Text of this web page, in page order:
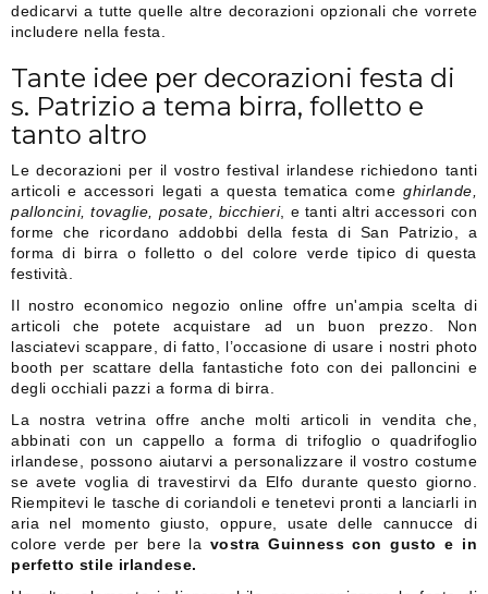
dedicarvi a tutte quelle altre decorazioni opzionali che vorrete
includere nella festa.
Tante idee per decorazioni festa di
s. Patrizio a tema birra, folletto e
tanto altro
Le decorazioni per il vostro festival irlandese richiedono tanti
articoli e accessori legati a questa tematica come ghirlande,
palloncini, tovaglie, posate, bicchieri, e tanti altri accessori con
forme che ricordano addobbi della festa di San Patrizio, a
forma di birra o folletto o del colore verde tipico di questa
festività.
Il nostro economico negozio online offre un'ampia scelta di
articoli che potete acquistare ad un buon prezzo. Non
lasciatevi scappare, di fatto, l’occasione di usare i nostri photo
booth per scattare della fantastiche foto con dei palloncini e
degli occhiali pazzi a forma di birra.
La nostra vetrina offre anche molti articoli in vendita che,
abbinati con un cappello a forma di trifoglio o quadrifoglio
irlandese, possono aiutarvi a personalizzare il vostro costume
se avete voglia di travestirvi da Elfo durante questo giorno.
Riempitevi le tasche di coriandoli e tenetevi pronti a lanciarli in
aria nel momento giusto, oppure, usate delle cannucce di
colore verde per bere la vostra Guinness con gusto e in
perfetto stile irlandese.